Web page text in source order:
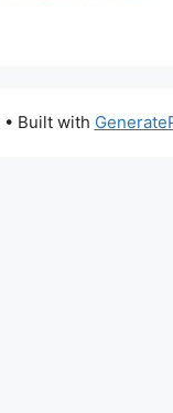
• Built with